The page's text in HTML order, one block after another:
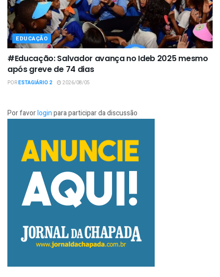
EDUCAÇÃO
#Educação: Salvador avança no Ideb 2025 mesmo
após greve de 74 dias
PORESTAGIÁRIO 2 2026/08/05
Por favorloginpara participar da discussão